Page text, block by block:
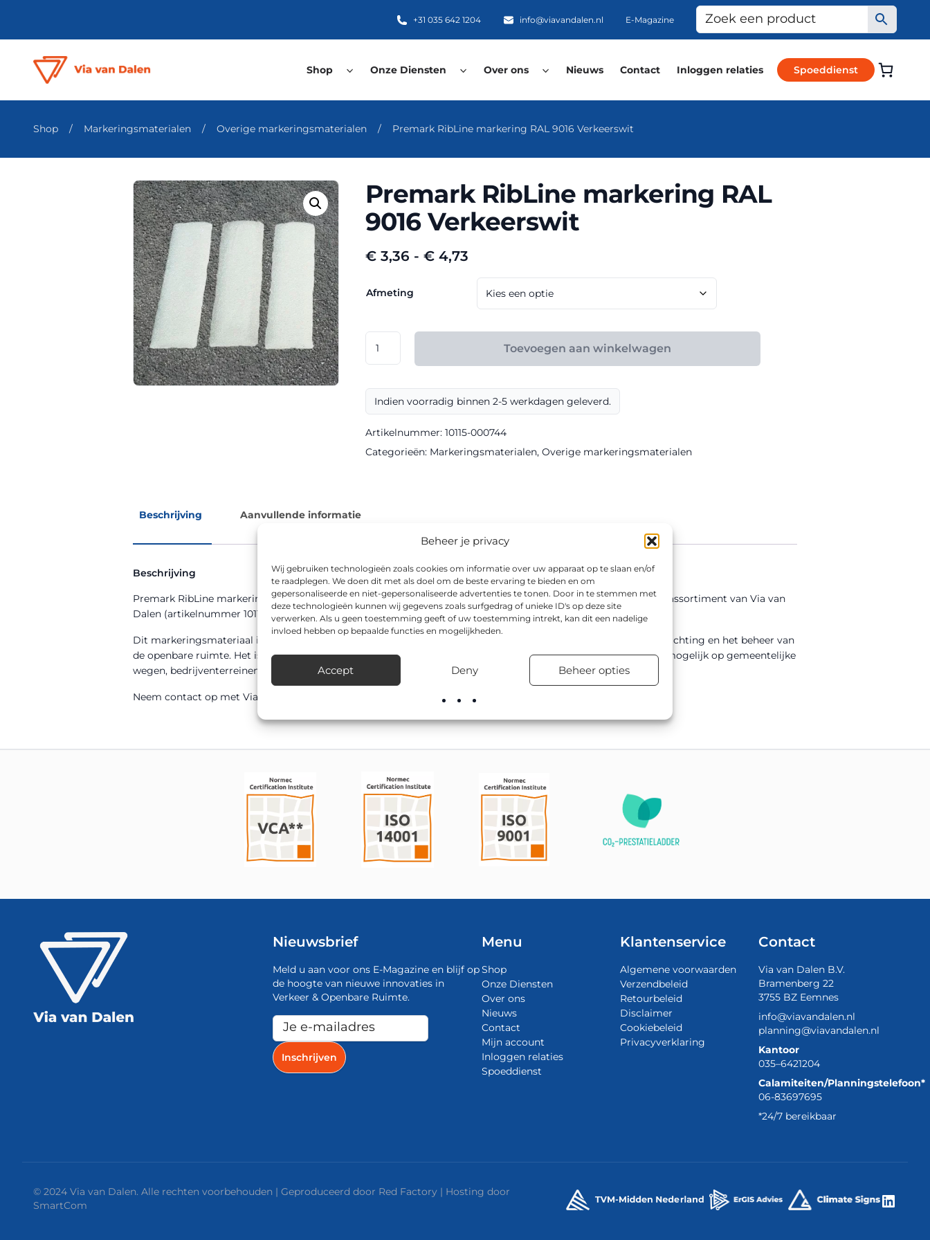
Beheer je privacy
Wij gebruiken technologieën zoals cookies om informatie over uw apparaat op te slaan en/of
te raadplegen. We doen dit met als doel om de beste ervaring te bieden en om
gepersonaliseerde en niet-gepersonaliseerde advertenties te tonen. Door in te stemmen met
deze technologieën kunnen wij gegevens zoals surfgedrag of unieke ID's op deze site
verwerken. Als u geen toestemming geeft of uw toestemming intrekt, kan dit een nadelige
invloed hebben op bepaalde functies en mogelijkheden.
Accept Deny Beheer opties
+31 035 642 1204 info@viavandalen.nl E-Magazine
Shop Onze Diensten Over ons Nieuws Contact Inloggen relaties Spoeddienst
Shop / Markeringsmaterialen / Overige markeringsmaterialen / Premark RibLine markering RAL 9016 Verkeerswit
Premark RibLine markering RAL
9016 Verkeerswit
€ 3,36 - € 4,73
€ 3,36
tot
€ 4,73
Afmeting
RibLine
RAL
9016
aantal
Toevoegen aan winkelwagen
Indien voorradig binnen 2-5 werkdagen geleverd.
Artikelnummer: 10115-000744
Categorieën: Markeringsmaterialen, Overige markeringsmaterialen
Beschrijving Aanvullende informatie
Beschrijving
Premark RibLine markering RAL 9016 Verkeerswit is een kwalitatief hoogwaardig markeringsmateriaal uit het assortiment van Via van
Dalen (artikelnummer 10115-000744-parent).
Dit markeringsmateriaal is onderdeel van ons assortiment weg- en straatmeubilair en wordt gebruikt bij de inrichting en het beheer van
de openbare ruimte. Het is gemaakt van duurzame materialen en bestand tegen buitengebruik. Toepassing is mogelijk op gemeentelijke
wegen, bedrijventerreinen en in woonwijken.
Neem contact op met Via van Dalen voor advies over montage, bevestiging en levertijden.
Nieuwsbrief
Meld u aan voor ons E-Magazine en blijf op
de hoogte van nieuwe innovaties in
Verkeer & Openbare Ruimte.
Menu
Shop
Onze Diensten
Over ons
Nieuws
Contact
Mijn account
Inloggen relaties
Spoeddienst
Klantenservice
Algemene voorwaarden
Verzendbeleid
Retourbeleid
Disclaimer
Cookiebeleid
Privacyverklaring
Contact
Via van Dalen B.V.
Bramenberg 22
3755 BZ Eemnes
info@viavandalen.nl
planning@viavandalen.nl
Kantoor
035–6421204
Calamiteiten/Planningstelefoon*
06-83697695
*24/7 bereikbaar
© 2024 Via van Dalen. Alle rechten voorbehouden | Geproduceerd door Red Factory | Hosting door
SmartCom